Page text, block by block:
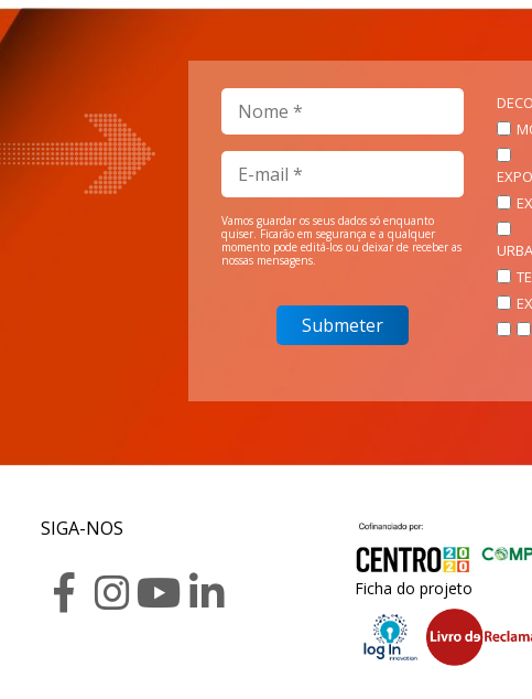
Vamos guardar os seus dados só enquanto
quiser. Ficarão em segurança e a qualquer
momento pode editá-los ou deixar de receber as
nossas mensagens.
SIGA-NOS
Ficha do projeto